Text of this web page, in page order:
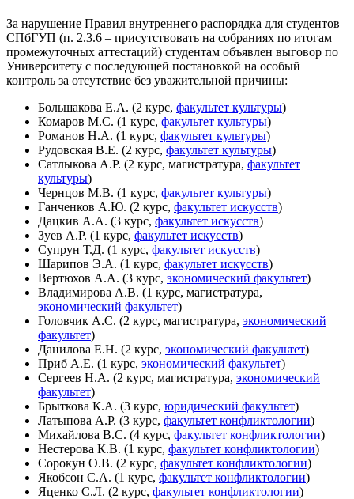
За нарушение Правил внутреннего распорядка для студентов
СПбГУП (п. 2.3.6 – присутствовать на собраниях по итогам
промежуточных аттестаций) студентам объявлен выговор по
Университету с последующей постановкой на особый
контроль за отсутствие без уважительной причины:
Большакова Е.А. (2 курс, факультет культуры)
Комаров М.С. (1 курс, факультет культуры)
Романов Н.А. (1 курс, факультет культуры)
Рудовская В.Е. (2 курс, факультет культуры)
Сатлыкова А.Р. (2 курс, магистратура, факультет
культуры)
Чернцов М.В. (1 курс, факультет культуры)
Ганченков А.Ю. (2 курс, факультет искусств)
Дацкив А.А. (3 курс, факультет искусств)
Зуев А.Р. (1 курс, факультет искусств)
Супрун Т.Д. (1 курс, факультет искусств)
Шарипов Э.А. (1 курс, факультет искусств)
Вертюхов А.А. (3 курс, экономический факультет)
Владимирова А.В. (1 курс, магистратура,
экономический факультет)
Головчик А.С. (2 курс, магистратура, экономический
факультет)
Данилова Е.Н. (2 курс, экономический факультет)
Приб А.Е. (1 курс, экономический факультет)
Сергеев Н.А. (2 курс, магистратура, экономический
факультет)
Брыткова К.А. (3 курс, юридический факультет)
Латыпова А.Р. (3 курс, факультет конфликтологии)
Михайлова В.С. (4 курс, факультет конфликтологии)
Нестерова К.В. (1 курс, факультет конфликтологии)
Сорокун О.В. (2 курс, факультет конфликтологии)
Якобсон С.А. (1 курс, факультет конфликтологии)
Яценко С.Л. (2 курс, факультет конфликтологии)